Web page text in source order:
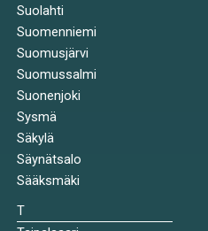
Suolahti
Suomenniemi
Suomusjärvi
Suomussalmi
Suonenjoki
Sysmä
Säkylä
Säynätsalo
Sääksmäki
T